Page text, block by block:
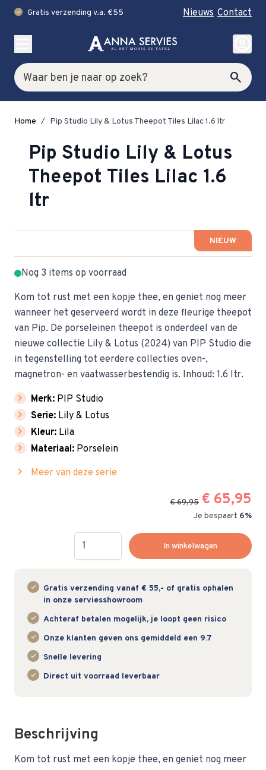
check Gratis verzending v.a. €55 Nieuws Contact
Zoek search
account_circle
Home / Pip Studio Lily & Lotus Theepot Tiles Lilac 1.6 ltr
Pip Studio Lily & Lotus
Theepot Tiles Lilac 1.6
ltr
NIEUW
Nog 3 items op voorraad
Kom tot rust met een kopje thee, en geniet nog meer
wanneer het geserveerd wordt in deze fleurige theepot
van Pip. De porseleinen theepot is onderdeel van de
nieuwe collectie Lily & Lotus (2024) van PIP Studio die
in tegenstelling tot eerdere collecties oven-,
magnetron- en vaatwasserbestendig is. Inhoud: 1.6 ltr.
chevron_right Merk: PIP Studio
chevron_right Serie: Lily & Lotus
chevron_right Kleur: Lila
chevron_right Materiaal: Porselein
chevron_right Meer van deze serie
€ 69,95 € 65,95
Je bespaart 6%
Hoeveelheid
In winkelwagen
Gratis verzending vanaf € 55,- of gratis ophalen
in onze serviesshowroom
Achteraf betalen mogelijk, je loopt geen risico
Onze klanten geven ons gemiddeld een 9.7
Snelle levering
Direct uit voorraad leverbaar
Beschrijving
Kom tot rust met een kopje thee, en geniet nog meer